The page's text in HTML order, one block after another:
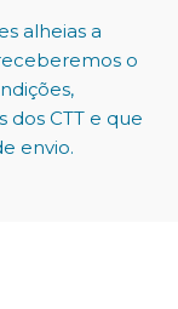
alheias a
o
dos CTT e que
envio.